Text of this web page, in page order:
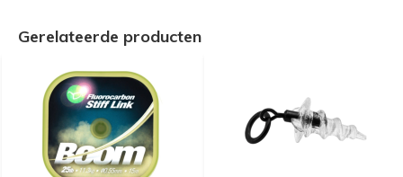
Gerelateerde producten